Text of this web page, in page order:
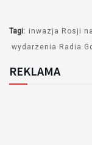
Tagi: inwazja Rosji
wydarzenia Radia
REKLAMA